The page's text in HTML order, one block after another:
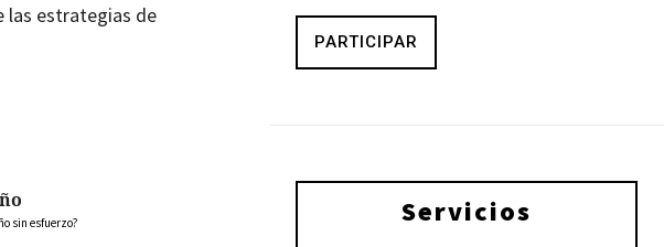
las estrategias de
sin esfuerzo?
PARTICIPAR
Servicios